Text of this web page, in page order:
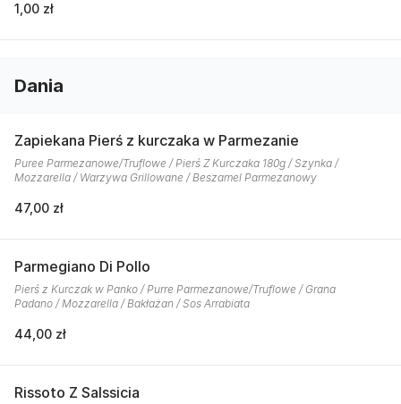
1,00 zł
Dania
Zapiekana Pierś z kurczaka w Parmezanie
Puree Parmezanowe/Truflowe / Pierś Z Kurczaka 180g / Szynka /
Mozzarella / Warzywa Grillowane / Beszamel Parmezanowy
47,00 zł
Parmegiano Di Pollo
Pierś z Kurczak w Panko / Purre Parmezanowe/Truflowe / Grana
Padano / Mozzarella / Bakłażan / Sos Arrabiata
44,00 zł
Rissoto Z Salssicia